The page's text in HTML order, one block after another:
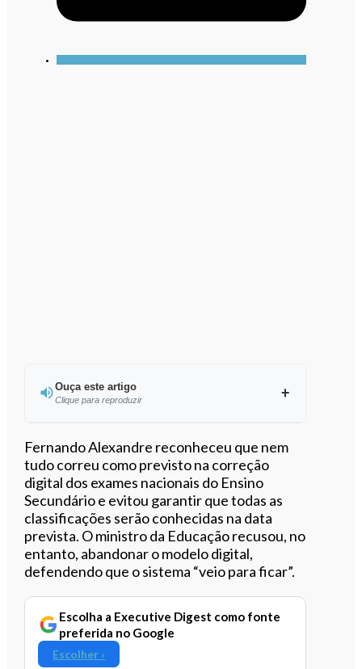
Ouça este artigo
Clique para reproduzir
0:00/4:16
Fernando Alexandre reconheceu que nem
tudo correu como previsto na correção
digital dos exames nacionais do Ensino
Secundário e evitou garantir que todas as
classificações serão conhecidas na data
prevista. O ministro da Educação recusou, no
entanto, abandonar o modelo digital,
defendendo que o sistema “veio para ficar”.
Escolha a Executive Digest como fonte
preferida no Google
Escolher ›